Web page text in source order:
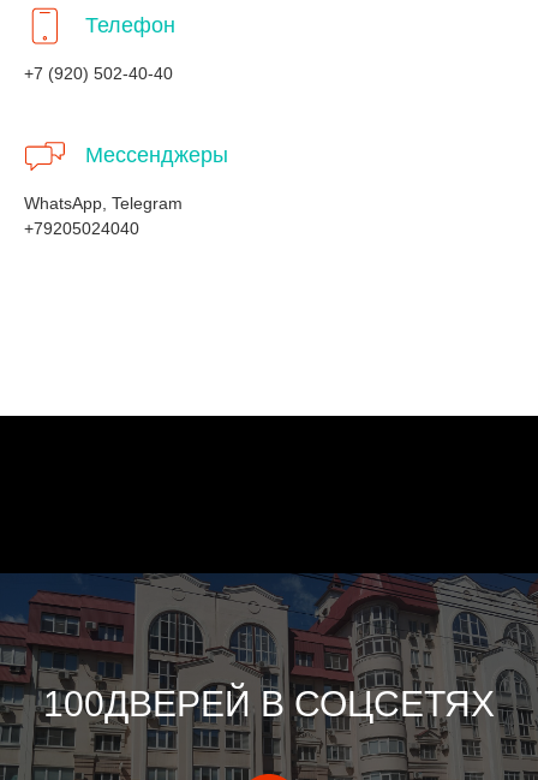
Телефон
+7 (920) 502-40-40
Мессенджеры
WhatsApp, Telegram
+79205024040
100ДВЕРЕЙ В СОЦСЕТЯХ